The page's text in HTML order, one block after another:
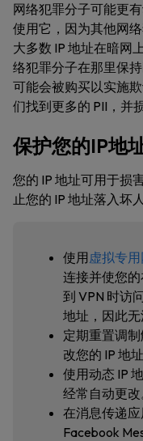
网络犯罪分子可能更
使用它，因为其他网
大多数 IP 地址在暗网
络犯罪分子在那里保
可能会被购买以实施
们找到更多的 PII，并
保护您的IP地
您的 IP 地址可用于损
止您的 IP 地址落入坏
使用虚拟专
连接并使您
到 VPN 时访
地址，因此无
定期重置调
改您的 IP 地
使用动态 IP
经常自动更改
在消息传递
Facebook